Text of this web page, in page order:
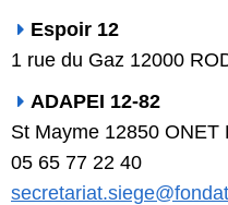
Espoir 12
1 rue du Gaz 12000
ADAPEI 12-82
St Mayme 12850 ONET
05 65 77 22 40